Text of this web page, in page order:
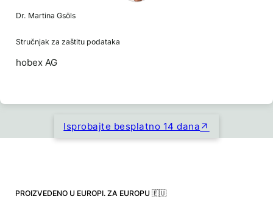
Dr. Martina Gsöls
Stručnjak za zaštitu podataka
hobex AG
Isprobajte besplatno 14 dana
PROIZVEDENO U EUROPI. ZA EUROPU 🇪🇺